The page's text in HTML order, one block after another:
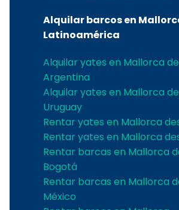
Alquilar barcos en
Latinoamérica
Alquilar yates en Mallorca
Argentina
Alquilar yates en Mallorca
Uruguay
Rentar yates en Mallorca
Rentar yates en Mallorca
Rentar barcas en Mallorca
Bogotá
Rentar barcas en Mallorca
México